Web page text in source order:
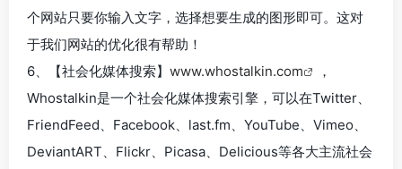
个网站只要你输入文字，选择想要生成的图形即可。这对
于我们网站的优化很有帮助！
6、【社会化媒体搜索】 www.whostalkin.com
，
Whostalkin是一个社会化媒体搜索引擎，可以在Twitter、
FriendFeed、Facebook、last.fm、YouTube、Vimeo、
DeviantART、Flickr、Picasa、Delicious等各大主流社会